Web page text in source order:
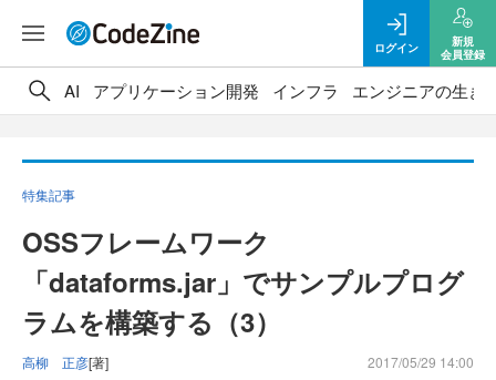
ログイン
新規
会員登録
AI アプリケーション開発 インフラ エンジニアの生き
特集記事
OSSフレームワーク
「dataforms.jar」でサンプルプログ
ラムを構築する（3）
高柳 正彦[著] 2017/05/29 14:00